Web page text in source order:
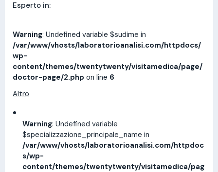
Esperto in:
Warning: Undefined variable $sudime in
/var/www/vhosts/laboratorioanalisi.com/httpdocs/
wp-
content/themes/twentytwenty/visitamedica/page/
doctor-page/2.php on line 6
Altro
Warning: Undefined variable
$specializzazione_principale_name in
/var/www/vhosts/laboratorioanalisi.com/httpdoc
s/wp-
content/themes/twentytwenty/visitamedica/pag